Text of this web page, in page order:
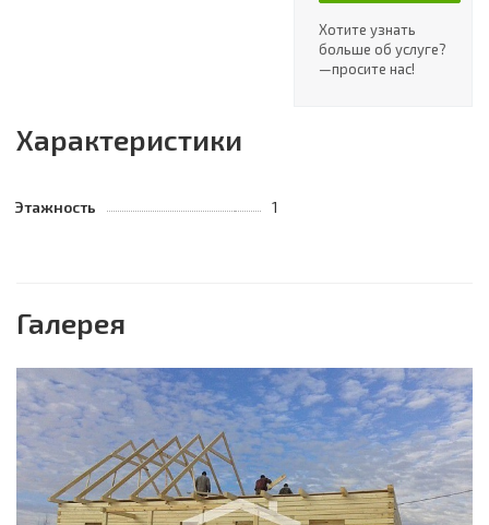
Хотите узнать
больше об услуге?
—просите нас!
Характеристики
Этажность 1
Галерея